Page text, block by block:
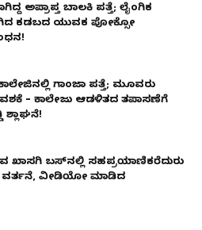
ಅಪ್ರಾಪ್ತ ಬಾಲಕಿ ಪತ್ತೆ; ಲೈಂಗಿಕ
ಕಡಬದ ಯುವಕ ಪೋಕ್ಸೋ
ಗಾಂಜಾ ಪತ್ತೆ; ಮೂವರು
– ಕಾಲೇಜು ಆಡಳಿತದ ತಪಾಸಣೆಗೆ
ಖಾಸಗಿ ಬಸ್‌ನಲ್ಲಿ ಸಹಪ್ರಯಾಣಿಕರೆದುರು
ವರ್ತನೆ, ವೀಡಿಯೋ ಮಾಡಿದ